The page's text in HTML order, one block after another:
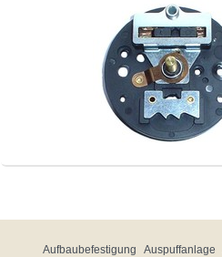
Aufbaubefestigung Auspuffanlage